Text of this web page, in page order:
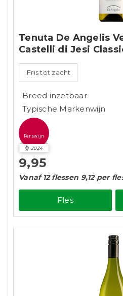
Tenuta De Angelis
Castelli di Jesi
Fris tot zacht
Breed inzetbaar
Typische Markenwijn
Perswijn
2024
9,95
Vanaf 12 flessen 9,12 per
Fles